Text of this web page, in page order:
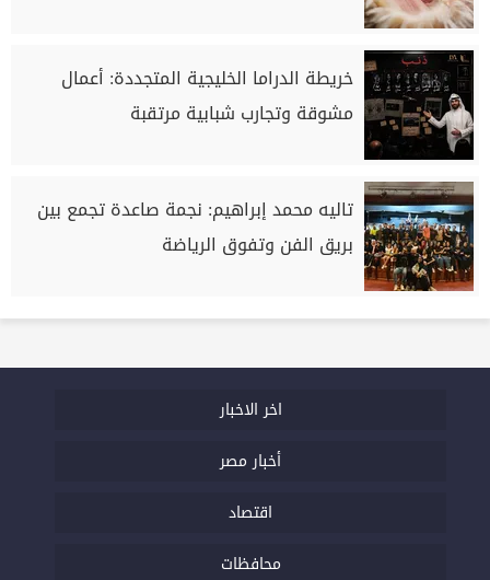
خريطة الدراما الخليجية المتجددة: أعمال
مشوقة وتجارب شبابية مرتقبة
تاليه محمد إبراهيم: نجمة صاعدة تجمع بين
بريق الفن وتفوق الرياضة
اخر الاخبار
أخبار مصر
اقتصاد
محافظات